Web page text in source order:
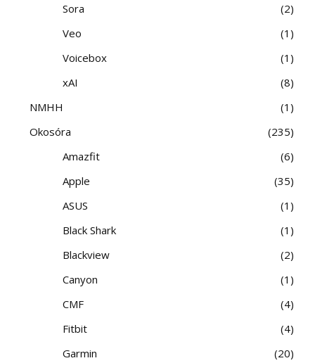
Sora
2
Veo
1
Voicebox
1
xAI
8
NMHH
1
Okosóra
235
Amazfit
6
Apple
35
ASUS
1
Black Shark
1
Blackview
2
Canyon
1
CMF
4
Fitbit
4
Garmin
20